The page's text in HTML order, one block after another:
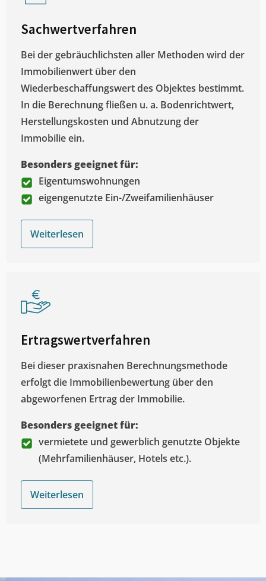
Sachwertverfahren
Bei der gebräuchlichsten aller Methoden wird der
Immobilienwert über den
Wiederbeschaffungswert des Objektes bestimmt.
In die Berechnung fließen u. a. Bodenrichtwert,
Herstellungskosten und Abnutzung der
Immobilie ein.
Besonders geeignet für:
Eigentumswohnungen
eigengenutzte Ein-/Zweifamilienhäuser
Weiterlesen
Ertragswertverfahren
Bei dieser praxisnahen Berechnungsmethode
erfolgt die Immobilienbewertung über den
abgeworfenen Ertrag der Immobilie.
Besonders geeignet für:
vermietete und gewerblich genutzte Objekte
(Mehrfamilienhäuser, Hotels etc.).
Weiterlesen